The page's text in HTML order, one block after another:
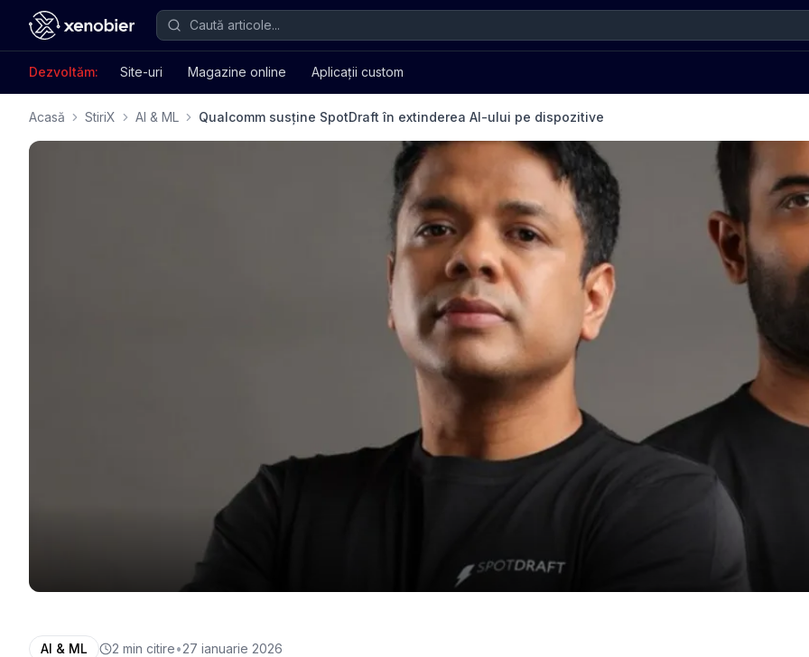
Dezvoltăm: Site-uri Magazine online Aplicații custom
Acasă StiriX AI & ML Qualcomm susține SpotDraft în extinderea AI-ului pe dispozitive
AI & ML 2 min citire•27 ianuarie 2026